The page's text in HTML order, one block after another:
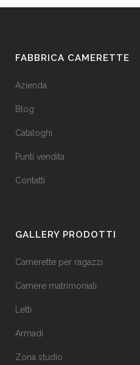
FABBRICA CAMERETTE
Azienda
Blog
Cataloghi
Punti vendita
Contatti
GALLERY PRODOTTI
Camerette per ragazzi
Camere matrimoniali
Letti
Armadi
Zona studio